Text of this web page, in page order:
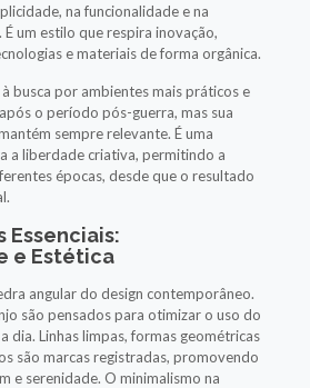
na funcionalidade e na
um estilo que respira inovação,
e materiais de forma orgânica.
busca por ambientes mais práticos e
o período pós-guerra, mas sua
sempre relevante. É uma
a liberdade criativa, permitindo a
épocas, desde que o resultado
Essenciais:
e Estética
angular do design contemporâneo.
são pensados para otimizar o uso do
dia. Linhas limpas, formas geométricas
são marcas registradas, promovendo
e serenidade. O minimalismo na